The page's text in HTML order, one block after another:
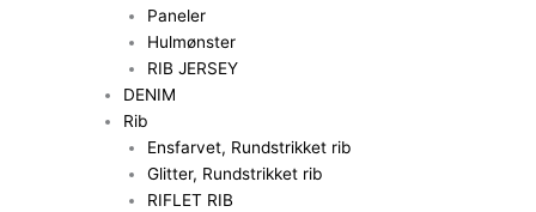
Paneler
Hulmønster
RIB JERSEY
DENIM
Rib
Ensfarvet, Rundstrikket rib
Glitter, Rundstrikket rib
RIFLET RIB